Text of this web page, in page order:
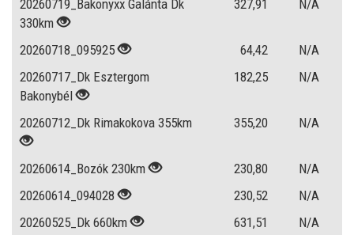
20260719_Bakonyxx Galánta Dk
330km
327,91 N/A
20260718_095925 64,42
N/A
20260717_Dk Esztergom
Bakonybél
182,25 N/A
20260712_Dk Rimakokova 355km 355,20 N/A
20260614_Bozók 230km 230,80
N/A
20260614_094028
230,52
N/A
20260525_Dk 660km
631,51
N/A